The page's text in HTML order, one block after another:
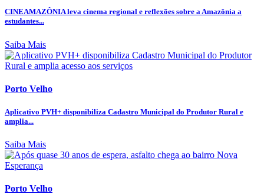
CINEAMAZÔNIA leva cinema regional e reflexões sobre a Amazônia a
estudantes...
Saiba Mais
Porto Velho
Aplicativo PVH+ disponibiliza Cadastro Municipal do Produtor Rural e
amplia...
Saiba Mais
Porto Velho